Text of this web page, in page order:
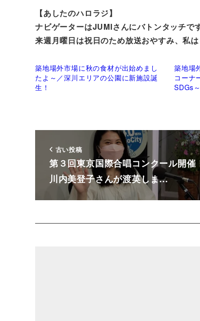
【あしたのハロラジ】
ナビゲーターはJUMIさんにバトンタッチで
来週月曜日は祝日のため放送おやすみ、私
築地場外市場に秋の食材が出始めまし
たよ～／深川エリアの公園に新施設誕
生！
築地場
コーナ
SDGs～
古い投稿
第３回東京国際合唱コンクール開催
川内美登子さんが渡英しま…